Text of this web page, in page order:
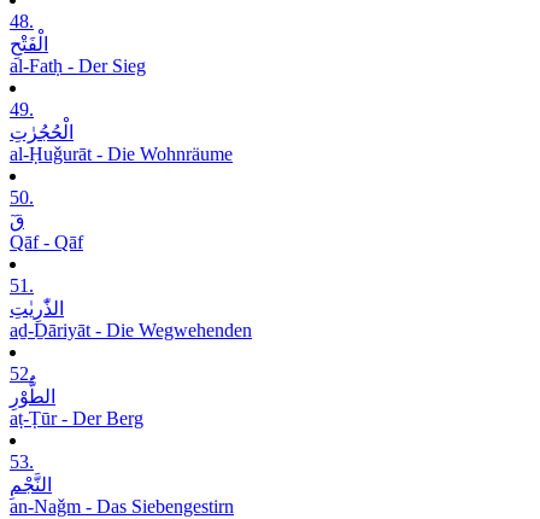
48.
الْفَتْحِ
al-Fatḥ - Der Sieg
49.
الْحُجُرٰتِ
al-Ḥuǧurāt - Die Wohnräume
50.
قٓ
Qāf - Qāf
51.
الذّٰرِیٰتِ
aḏ-Ḏāriyāt - Die Wegwehenden
52.
الطُّوْرِ
aṭ-Ṭūr - Der Berg
53.
النَّجْمِ
an-Naǧm - Das Siebengestirn